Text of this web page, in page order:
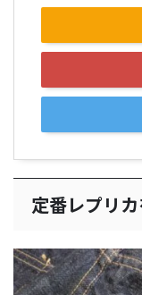
定番レプリカ